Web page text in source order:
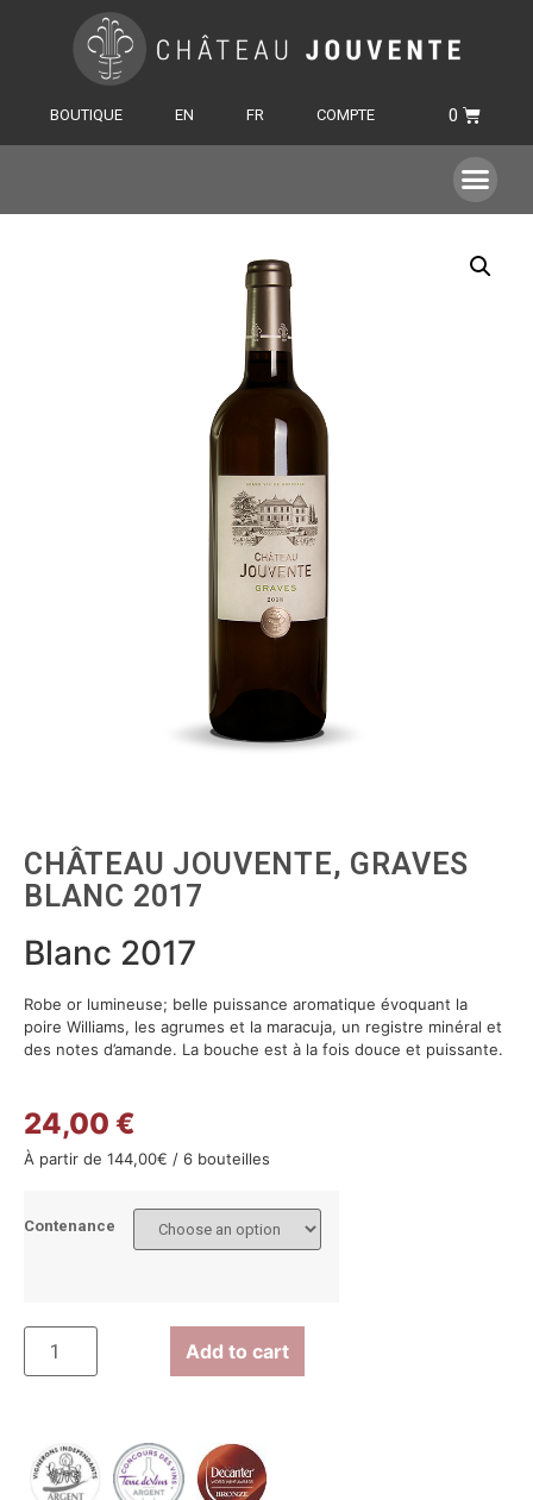
BOUTIQUE EN FR COMPTE
CHÂTEAU JOUVENTE, GRAVES
BLANC 2017
Blanc 2017
Robe or lumineuse; belle puissance aromatique évoquant la
poire Williams, les agrumes et la maracuja, un registre minéral et
des notes d’amande. La bouche est à la fois douce et puissante.
24,00 €
À partir de 144,00€ / 6 bouteilles
Contenance
Add to cart